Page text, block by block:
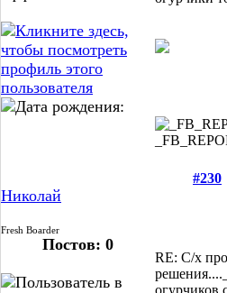
#230
Николай
Fresh Boarder
Постов: 0
RE: С/х
решения....
огурчиков